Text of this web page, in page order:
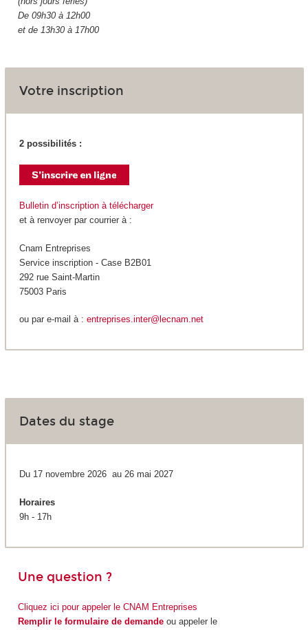
De 09h30 à 12h00
et de 13h30 à 17h00
Votre inscription
2 possibilités :
Bulletin d’inscription à télécharger
et à renvoyer par courrier à :
Cnam Entreprises
Service inscription - Case B2B01
292 rue Saint-Martin
75003 Paris
ou par e-mail à : entreprises.inter@lecnam.net
Dates du stage
Du 17 novembre 2026 au 26 mai 2027
Horaires
9h - 17h
Une question ?
Cliquez ici pour appeler le CNAM Entreprises
Remplir le formulaire de demandeou appeler le